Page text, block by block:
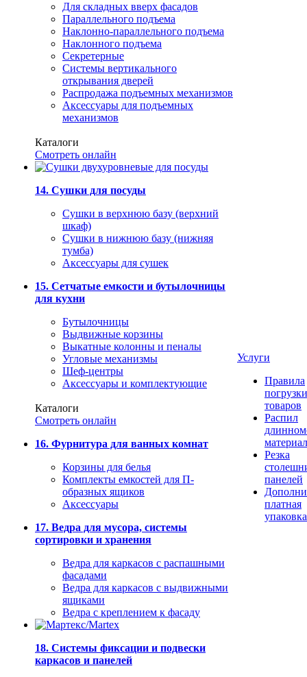
Для складных вверх фасадов
Параллельного подъема
Наклонно-параллельного подъема
Наклонного подъема
Секретерные
Системы вертикального
открывания дверей
Распродажа подъемных механизмов
Аксессуары для подъемных
механизмов
Каталоги
Смотреть онлайн
14. Сушки для посуды
Сушки в верхнюю базу (верхний
шкаф)
Сушки в нижнюю базу (нижняя
тумба)
Аксессуары для сушек
15. Сетчатые емкости и бутылочницы
для кухни
Бутылочницы
Выдвижные корзины
Выкатные колонны и пеналы
Угловые механизмы
Шеф-центры
Аксессуары и комплектующие
Каталоги
Смотреть онлайн
16. Фурнитура для ванных комнат
Корзины для белья
Комплекты емкостей для П-
образных ящиков
Аксессуары
17. Ведра для мусора, системы
сортировки и хранения
Ведра для каркасов с распашными
фасадами
Ведра для каркасов с выдвижными
ящиками
Ведра с креплением к фасаду
18. Системы фиксации и подвески
каркасов и панелей
Услуги
Правила
погрузки
товаров
Распил
Резка
панелей
платная
упаковка